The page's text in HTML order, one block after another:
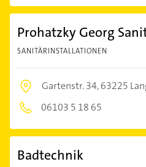
Prohatzky Georg
SANITÄRINSTALLATIONEN
Gartenstr. 34,63225
06103 5 18 65
Badtechnik